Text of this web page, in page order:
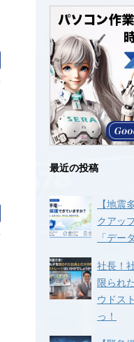
最近の投稿
【地震
クアッ
「デー
社長！
限られ
ウドス
っ！